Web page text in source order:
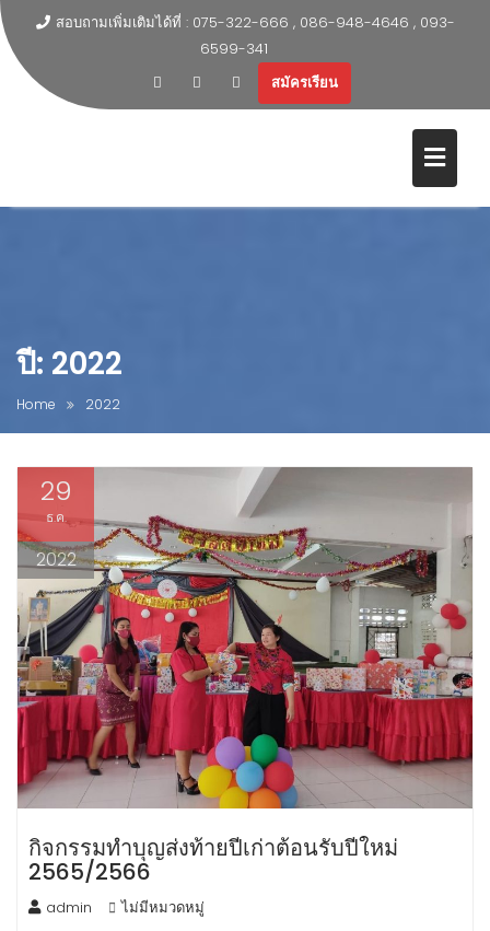
สอบถามเพิ่มเติมได้ที่ : 075-322-666 , 086-948-4646 , 093-
6599-341
สมัครเรียน
ปี: 2022
Home 2022
29
ธ.ค.
2022
กิจกรรมทำบุญส่งท้ายปีเก่าต้อนรับปีใหม่
2565/2566
admin ไม่มีหมวดหมู่